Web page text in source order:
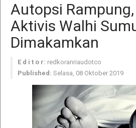
Autopsi
Aktivis Walhi
Dimakamkan
E d i t o r: redkoranriaudotco
Published: Selasa, 08 Oktober 2019